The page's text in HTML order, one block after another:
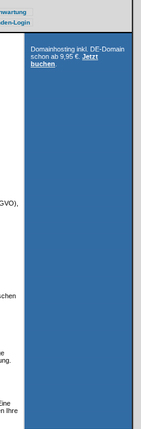
Login
Ihre
Domainhosting inkl. DE-Domain
schon ab 9,95 €.Jetzt
buchen.